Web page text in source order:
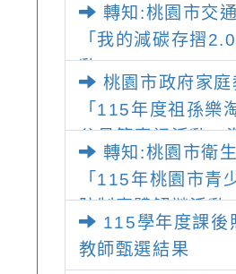
師踴躍提出申請，
轉知:桃園市交
「我的減碳存摺
動
桃園市政府家
「115年度祖孫樂
父母節慶祝活動」
檔，請貴單位協助
同仁及所屬機關（
校、民眾踴躍報名
查照
轉知:桃園市衛
「115年桃園市青
防制實體解謎活動
115學年度課後
教師甄選結果